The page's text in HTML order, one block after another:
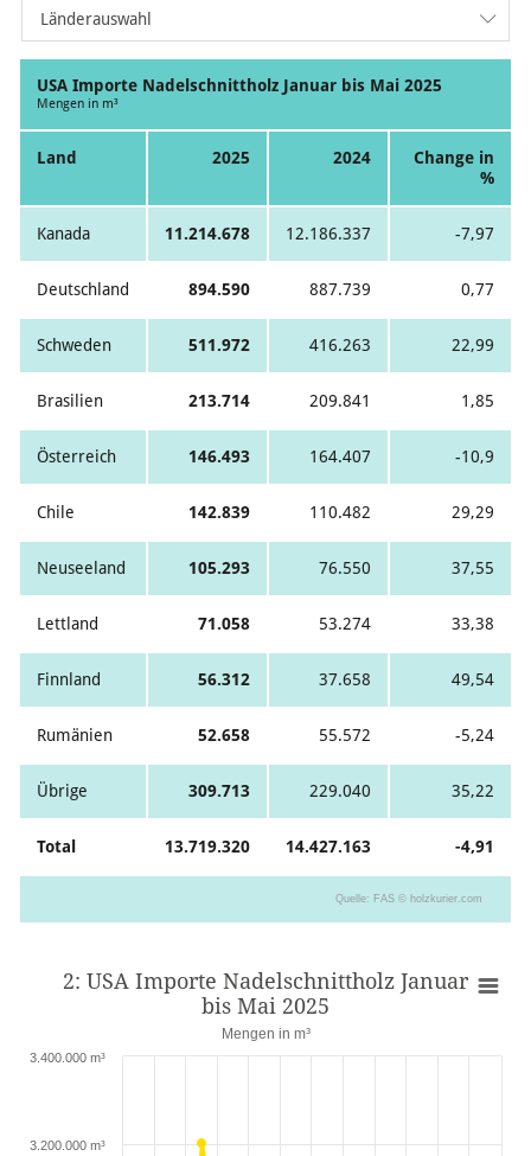
Länderauswahl
USA Importe Nadelschnittholz Januar bis Mai 2025
Mengen in m³
Land 2025 2024
Change in
%
Kanada 11.214.678 12.186.337 -7,97
Deutschland 894.590 887.739 0,77
Schweden 511.972 416.263 22,99
Brasilien 213.714 209.841 1,85
Österreich 146.493 164.407 -10,9
Chile 142.839 110.482 29,29
Neuseeland 105.293 76.550 37,55
Lettland 71.058 53.274 33,38
Finnland 56.312 37.658 49,54
Rumänien 52.658 55.572 -5,24
Übrige 309.713 229.040 35,22
Total 13.719.320 14.427.163 -4,91
Quelle: FAS © holzkurier.com
2: USA Importe Nadelschnittholz Januar
bis Mai 2025
Mengen in m³
3.200.000 m³
3.400.000 m³